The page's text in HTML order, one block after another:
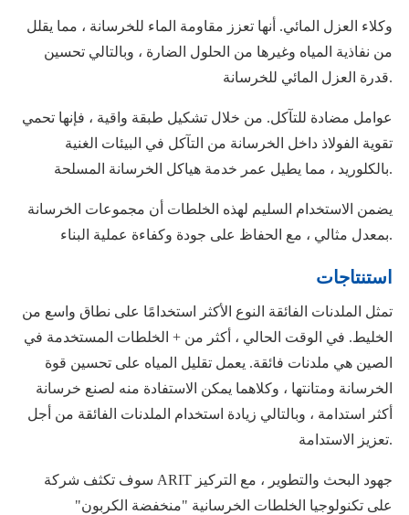
وكلاء العزل المائي. أنها تعزز مقاومة الماء للخرسانة ، مما يقلل
من نفاذية المياه وغيرها من الحلول الضارة ، وبالتالي تحسين
قدرة العزل المائي للخرسانة.
عوامل مضادة للتآكل. من خلال تشكيل طبقة واقية ، فإنها تحمي
تقوية الفولاذ داخل الخرسانة من التآكل في البيئات الغنية
بالكلوريد ، مما يطيل عمر خدمة هياكل الخرسانة المسلحة.
يضمن الاستخدام السليم لهذه الخلطات أن مجموعات الخرسانة
بمعدل مثالي ، مع الحفاظ على جودة وكفاءة عملية البناء.
استنتاجات
تمثل الملدنات الفائقة النوع الأكثر استخدامًا على نطاق واسع من
الخليط. في الوقت الحالي ، أكثر من + الخلطات المستخدمة في
الصين هي ملدنات فائقة. يعمل تقليل المياه على تحسين قوة
الخرسانة ومتانتها ، وكلاهما يمكن الاستفادة منه لصنع خرسانة
أكثر استدامة ، وبالتالي زيادة استخدام الملدنات الفائقة من أجل
تعزيز الاستدامة.
سوف تكثف شركة ARIT جهود البحث والتطوير ، مع التركيز
على تكنولوجيا الخلطات الخرسانية "منخفضة الكربون"